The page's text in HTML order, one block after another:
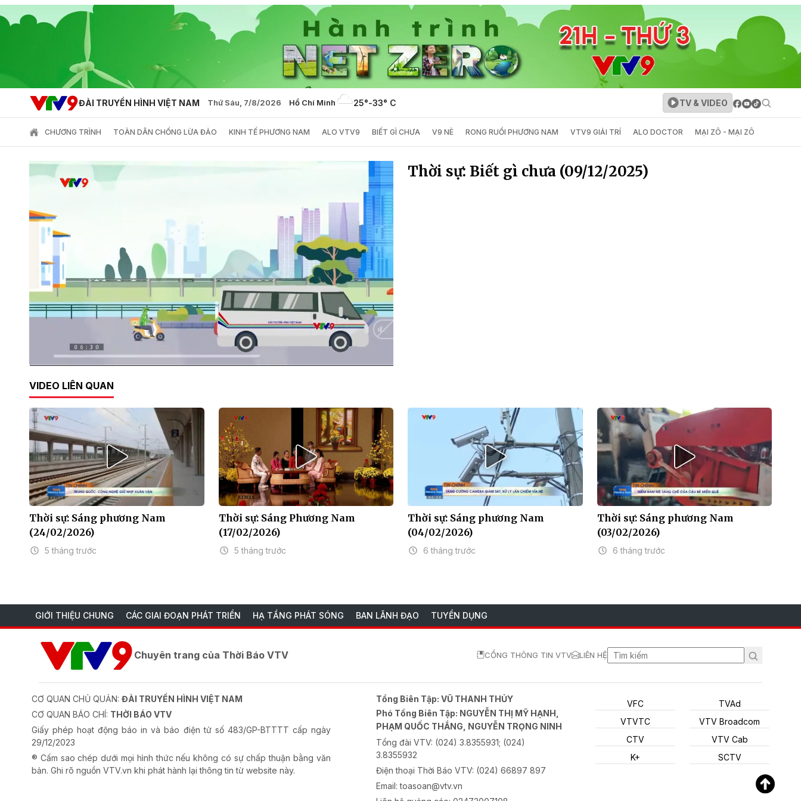
ĐÀI TRUYỀN HÌNH VIỆT NAM Thứ Sáu, 7/8/2026 Hồ Chí Minh 25°-33° C TV & VIDEO
CHƯƠNG TRÌNH TOÀN DÂN CHỐNG LỪA ĐẢO KINH TẾ PHƯƠNG NAM ALO VTV9 BIẾT GÌ CHƯA V9 NÈ RONG RUỔI PHƯƠNG NAM VTV9 GIẢI TRÍ ALO DOCTOR MẠI ZÔ - MẠI ZÔ
Thời sự: Biết gì chưa (09/12/2025)
VIDEO LIÊN QUAN
Thời sự: Sáng phương Nam
(24/02/2026)
5 tháng trước
Thời sự: Sáng Phương Nam
(17/02/2026)
5 tháng trước
Thời sự: Sáng phương Nam
(04/02/2026)
6 tháng trước
Thời sự: Sáng phương Nam
(03/02/2026)
6 tháng trước
GIỚI THIỆU CHUNG CÁC GIAI ĐOẠN PHÁT TRIỂN HẠ TẦNG PHÁT SÓNG BAN LÃNH ĐẠO TUYỂN DỤNG
Chuyên trang của Thời Báo VTV CỔNG THÔNG TIN VTV LIÊN HỆ
CƠ QUAN CHỦ QUẢN: ĐÀI TRUYỀN HÌNH VIỆT NAM
CƠ QUAN BÁO CHÍ: THỜI BÁO VTV
Giấy phép hoạt động báo in và báo điện tử số 483/GP-BTTTT cấp ngày
29/12/2023
® Cấm sao chép dưới mọi hình thức nếu không có sự chấp thuận bằng văn
bản. Ghi rõ nguồn VTV.vn khi phát hành lại thông tin từ website này.
Tổng Biên Tập:VŨ THANH THỦY
Phó Tổng Biên Tập: NGUYỄN THỊ MỸ HẠNH,
PHẠM QUỐC THẮNG, NGUYỄN TRỌNG NINH
Tổng đài VTV: (024) 3.8355931; (024)
3.8355932
Điện thoại Thời Báo VTV: (024) 66897 897
Email:toasoan@vtv.vn
VFC
VTVTC
CTV
K+
TVAd
VTV Broadcom
VTV Cab
SCTV